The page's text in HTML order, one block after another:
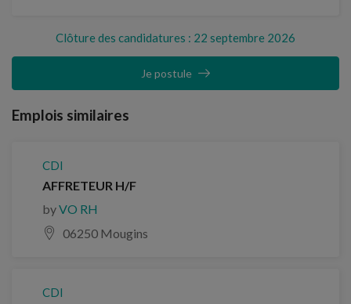
Clôture des candidatures : 22 septembre 2026
Je postule
Emplois similaires
CDI
AFFRETEUR H/F
byVO RH
06250 Mougins
CDI